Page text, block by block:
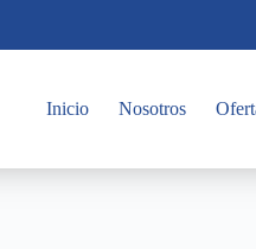
Inicio Nosotros